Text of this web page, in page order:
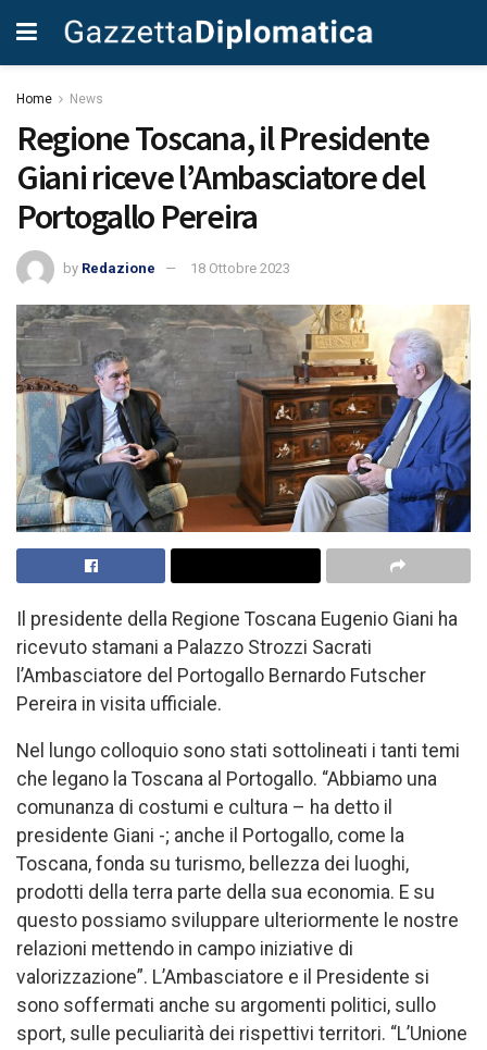
Home News
Regione Toscana, il Presidente
Giani riceve l’Ambasciatore del
Portogallo Pereira
by Redazione 18 Ottobre 2023
Il presidente della Regione Toscana Eugenio Giani ha
ricevuto stamani a Palazzo Strozzi Sacrati
l’Ambasciatore del Portogallo Bernardo Futscher
Pereira in visita ufficiale.
Nel lungo colloquio sono stati sottolineati i tanti temi
che legano la Toscana al Portogallo. “Abbiamo una
comunanza di costumi e cultura – ha detto il
presidente Giani -; anche il Portogallo, come la
Toscana, fonda su turismo, bellezza dei luoghi,
prodotti della terra parte della sua economia. E su
questo possiamo sviluppare ulteriormente le nostre
relazioni mettendo in campo iniziative di
valorizzazione”. L’Ambasciatore e il Presidente si
sono soffermati anche su argomenti politici, sullo
sport, sulle peculiarità dei rispettivi territori. “L’Unione